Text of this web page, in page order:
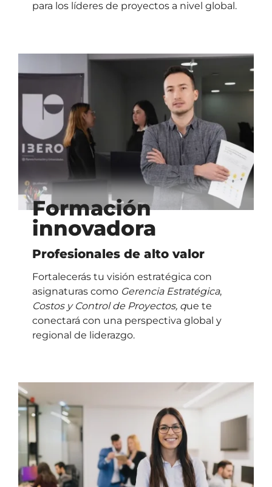
para los líderes de proyectos a nivel global.
Formación
innovadora
Profesionales de alto valor
Fortalecerás tu visión estratégica con
asignaturas como Gerencia Estratégica,
Costos y Control de Proyectos, que te
conectará con una perspectiva global y
regional de liderazgo.